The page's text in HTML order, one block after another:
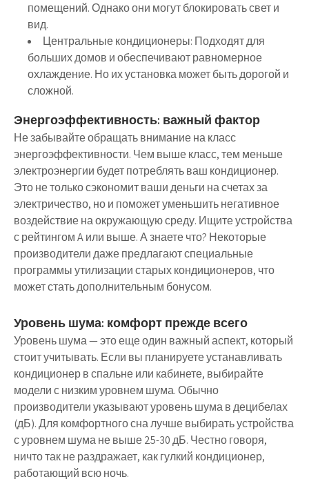
помещений. Однако они могут блокировать свет и
вид.
Центральные кондиционеры: Подходят для
больших домов и обеспечивают равномерное
охлаждение. Но их установка может быть дорогой и
сложной.
Энергоэффективность: важный фактор
Не забывайте обращать внимание на класс
энергоэффективности. Чем выше класс, тем меньше
электроэнергии будет потреблять ваш кондиционер.
Это не только сэкономит ваши деньги на счетах за
электричество, но и поможет уменьшить негативное
воздействие на окружающую среду. Ищите устройства
с рейтингом A или выше. А знаете что? Некоторые
производители даже предлагают специальные
программы утилизации старых кондиционеров, что
может стать дополнительным бонусом.
Уровень шума: комфорт прежде всего
Уровень шума — это еще один важный аспект, который
стоит учитывать. Если вы планируете устанавливать
кондиционер в спальне или кабинете, выбирайте
модели с низким уровнем шума. Обычно
производители указывают уровень шума в децибелах
(дБ). Для комфортного сна лучше выбирать устройства
с уровнем шума не выше 25-30 дБ. Честно говоря,
ничто так не раздражает, как гулкий кондиционер,
работающий всю ночь.